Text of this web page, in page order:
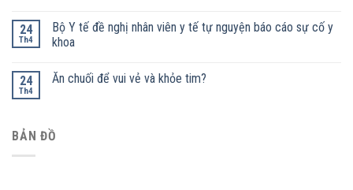
24
Th4
Bộ Y tế đề nghị nhân viên y tế tự nguyện báo cáo sự cố y
khoa
24
Th4
Ăn chuối để vui vẻ và khỏe tim?
BẢN ĐỒ